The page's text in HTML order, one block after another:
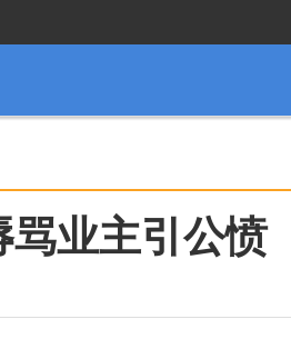
业主引公愤